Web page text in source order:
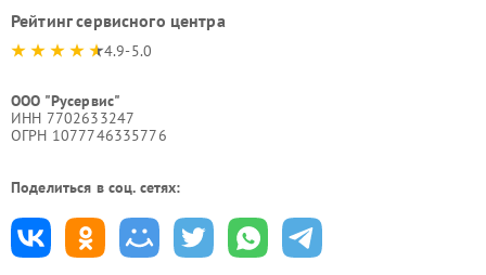
Рейтинг сервисного центра
4.9-5.0
ООО "Русервис"
ИНН 7702633247
ОГРН 1077746335776
Поделиться в соц. сетях: